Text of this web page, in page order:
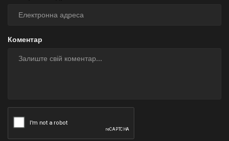
Коментар